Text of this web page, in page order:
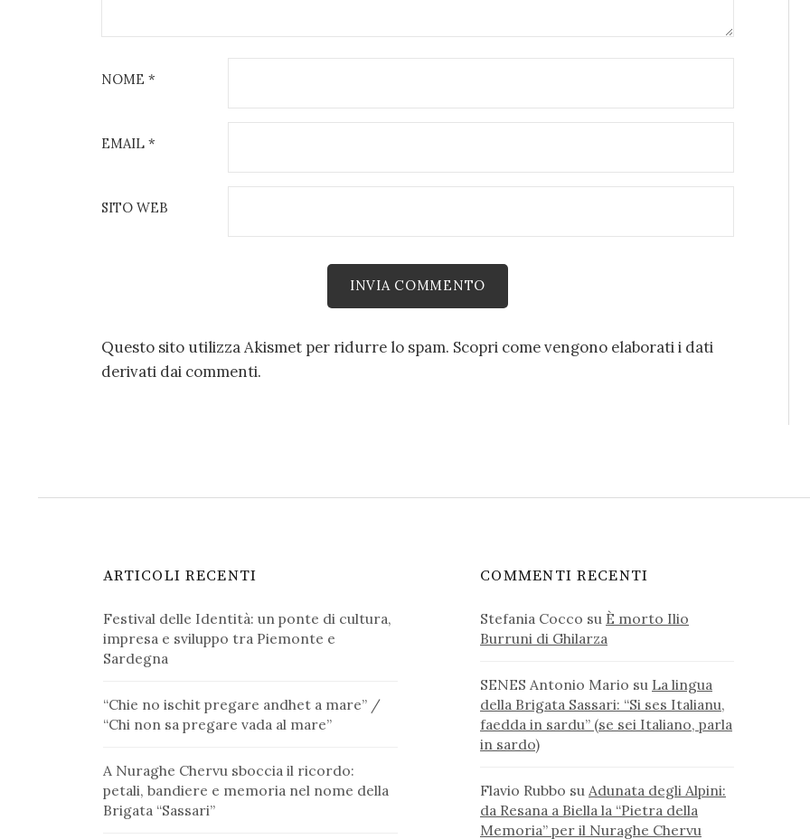
NOME *
EMAIL *
SITO WEB
Questo sito utilizza Akismet per ridurre lo spam. Scopri come vengono elaborati i dati
derivati dai commenti.
ARTICOLI RECENTI
Festival delle Identità: un ponte di cultura,
impresa e sviluppo tra Piemonte e
Sardegna
“Chie no ischit pregare andhet a mare” /
“Chi non sa pregare vada al mare”
A Nuraghe Chervu sboccia il ricordo:
petali, bandiere e memoria nel nome della
Brigata “Sassari”
COMMENTI RECENTI
Stefania Cocco su È morto Ilio
Burruni di Ghilarza
SENES Antonio Mario su La lingua
della Brigata Sassari: “Si ses Italianu,
faedda in sardu” (se sei Italiano, parla
in sardo)
Flavio Rubbo su Adunata degli Alpini:
da Resana a Biella la “Pietra della
Memoria” per il Nuraghe Chervu